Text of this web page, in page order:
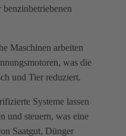
Maschinen arbeiten
was die
und Tier reduziert.
Systeme lassen
und steuern, was eine
Saatgut, Dünger